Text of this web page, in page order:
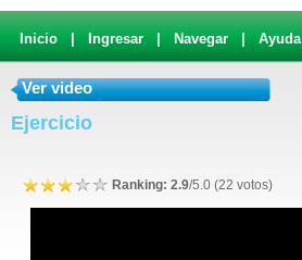
Inicio Ingresar Navegar Ayuda
Ver video
Ejercicio
Ranking: 2.9/5.0 (22 votos)